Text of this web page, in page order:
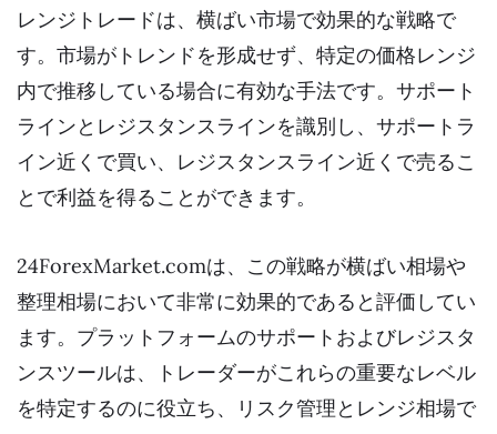
レンジトレードは、横ばい市場で効果的な戦略で
す。市場がトレンドを形成せず、特定の価格レンジ
内で推移している場合に有効な手法です。サポート
ラインとレジスタンスラインを識別し、サポートラ
イン近くで買い、レジスタンスライン近くで売るこ
とで利益を得ることができます。
24ForexMarket.comは、この戦略が横ばい相場や
整理相場において非常に効果的であると評価してい
ます。プラットフォームのサポートおよびレジスタ
ンスツールは、トレーダーがこれらの重要なレベル
を特定するのに役立ち、リスク管理とレンジ相場で